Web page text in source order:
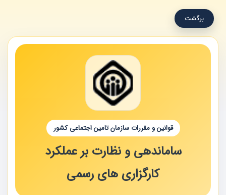
برگشت
قوانین و مقررات سازمان تامین اجتماعی کشور
ساماندهی و نظارت بر عملکرد
کارگزاری های رسمی